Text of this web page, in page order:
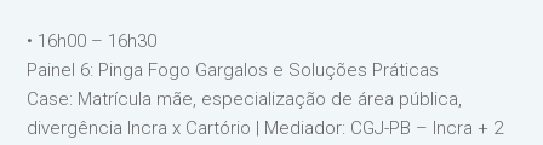
• 16h00 – 16h30
Painel 6: Pinga Fogo Gargalos e Soluções Práticas
Case: Matrícula mãe, especialização de área pública,
divergência Incra x Cartório | Mediador: CGJ-PB – Incra + 2